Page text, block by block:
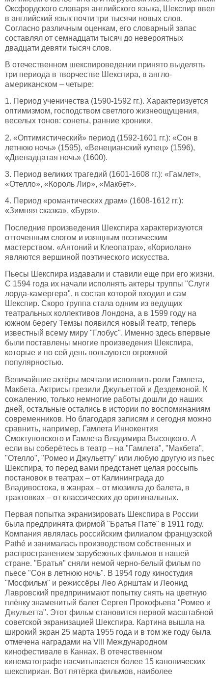
Оксфордского словаря английского языка, Шекспир ввел
в английский язык почти три тысячи новых слов.
Согласно различным оценкам, его словарный запас
составлял от семнадцати тысяч до невероятных
двадцати девяти тысяч слов.
В отечественном шекспироведении принято выделять
три периода в творчестве Шекспира, в англо-
американском – четыре:
1. Период ученичества (1590-1592 гг.). Характеризуется
оптимизмом, господством светлого жизнеощущения,
веселых тонов: сонеты, ранние хроники.
2. «Оптимистический» период (1592-1601 гг.): «Сон в
летнюю ночь» (1595), «Венецианский купец» (1596),
«Двенадцатая ночь» (1600).
3. Период великих трагедий (1601-1608 гг.): «Гамлет»,
«Отелло», «Король Лир», «Макбет».
4. Период «романтических драм» (1608-1612 гг.):
«Зимняя сказка», «Буря».
Последние произведения Шекспира характеризуются
отточенным слогом и изящным поэтическим
мастерством. «Антоний и Клеопатра», «Кориолан»
являются вершиной поэтического искусства.
Пьесы Шекспира издавали и ставили еще при его жизни.
С 1594 года их начали исполнять актеры труппы "Слуги
лорда-камергера", в состав которой входил и сам
Шекспир. Скоро труппа стала одним из ведущих
театральных коллективов Лондона, а в 1599 году на
южном берегу Темзы появился новый театр, теперь
известный всему миру "Глобус". Именно здесь впервые
были поставлены многие произведения Шекспира,
которые и по сей день пользуются огромной
популярностью.
Величайшие актёры мечтали исполнить роли Гамлета,
Макбета. Актрисы грезили Джульеттой и Дездемоной. К
сожалению, только немногие работы дошли до наших
дней, остальные остались в истории по воспоминаниям
современников. Но благодаря записям и сегодня можно
сравнить, например, Гамлета Иннокентия
Смоктуновского и Гамлета Владимира Высоцкого. А
если вы соберётесь в театр – на "Гамлета", "Макбета",
"Отелло", "Ромео и Джульетту" или любую другую из пьес
Шекспира, то перед вами предстанет целая россыпь
постановок в театрах – от Калининграда до
Владивостока, в жанрах – от мюзикла до балета, в
трактовках – от классических до оригинальных.
Первая попытка экранизировать Шекспира в России
была предпринята фирмой "Братья Пате" в 1911 году.
Компания являлась российским филиалом французской
Pathé и занималась производством собственных и
распространением зарубежных фильмов в нашей
стране. "Братья" сняли немой черно-белый фильм по
пьесе "Сон в летнюю ночь". В 1954 году киностудия
"Мосфильм" и режиссёры Лео Арнштам и Леонид
Лавровский предпринимают попытку снять на цветную
плёнку знаменитый балет Сергея Прокофьева "Ромео и
Джульетта". Этот фильм становится первой масштабной
советской экранизацией Шекспира. Картина вышла на
широкий экран 25 марта 1955 года и в том же году была
отмечена наградами на VIII Международном
кинофестивале в Каннах. В отечественном
кинематографе насчитывается более 15 канонических
шекспириан. Вот пятёрка фильмов, наиболее